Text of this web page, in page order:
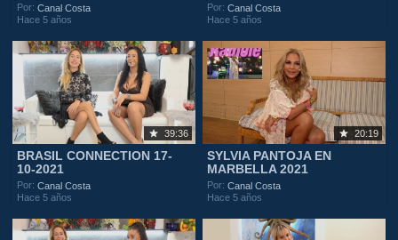
Por:Canal Costa
Hace 5 años
Por:Canal Costa
Hace 5 años
39:36
BRASIL CONNECTION 17-
10-2021
Por:Canal Costa
Hace 5 años
20:19
SYLVIA PANTOJA EN
MARBELLA 2021
Por:Canal Costa
Hace 5 años